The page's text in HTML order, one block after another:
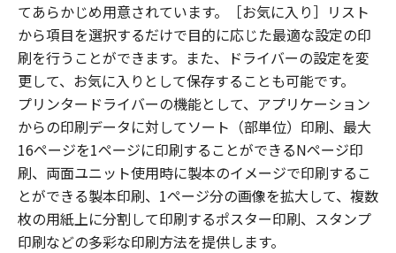
てあらかじめ用意されています。［お気に入り］リスト
から項目を選択するだけで目的に応じた最適な設定の印
刷を行うことができます。また、ドライバーの設定を変
更して、お気に入りとして保存することも可能です。
プリンタードライバーの機能として、アプリケーション
からの印刷データに対してソート（部単位）印刷、最大
16ページを1ページに印刷することができるNページ印
刷、両面ユニット使用時に製本のイメージで印刷するこ
とができる製本印刷、1ページ分の画像を拡大して、複数
枚の用紙上に分割して印刷するポスター印刷、スタンプ
印刷などの多彩な印刷方法を提供します。